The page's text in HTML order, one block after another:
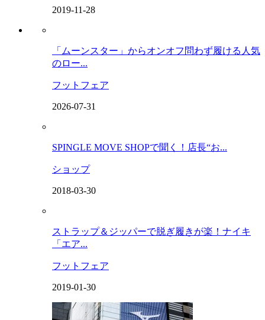
2019-11-28
「ムーンスター」からオンオフ問わず履ける人気
のロー...
フットフェア
2026-07-31
SPINGLE MOVE SHOPで聞く！店長“お...
ショップ
2018-03-30
ストラップ＆ジッパーで脱ぎ履きが楽！ナイキ
「エア...
フットフェア
2019-01-30